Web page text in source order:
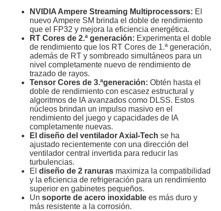
NVIDIA Ampere Streaming Multiprocessors: El
nuevo Ampere SM brinda el doble de rendimiento
que el FP32 y mejora la eficiencia energética.
RT Cores de 2.ª generación: Experimenta el doble
de rendimiento que los RT Cores de 1.ª generación,
además de RT y sombreado simultáneos para un
nivel completamente nuevo de rendimiento de
trazado de rayos.
Tensor Cores de 3.ªgeneración: Obtén hasta el
doble de rendimiento con escasez estructural y
algoritmos de IA avanzados como DLSS. Estos
núcleos brindan un impulso masivo en el
rendimiento del juego y capacidades de IA
completamente nuevas.
El diseño del ventilador Axial-Tech se ha
ajustado recientemente con una dirección del
ventilador central invertida para reducir las
turbulencias.
El diseño de 2 ranuras maximiza la compatibilidad
y la eficiencia de refrigeración para un rendimiento
superior en gabinetes pequeños.
Un soporte de acero inoxidable es más duro y
más resistente a la corrosión.